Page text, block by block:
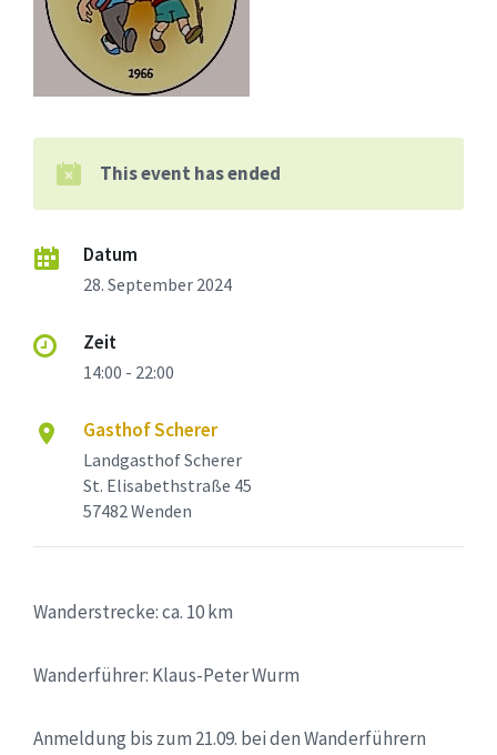
This event has ended
Datum
28. September 2024
Zeit
14:00 - 22:00
Gasthof Scherer
Landgasthof Scherer
St. Elisabethstraße 45
57482 Wenden
Wanderstrecke: ca. 10 km
Wanderführer: Klaus-Peter Wurm
Anmeldung bis zum 21.09. bei den Wanderführern